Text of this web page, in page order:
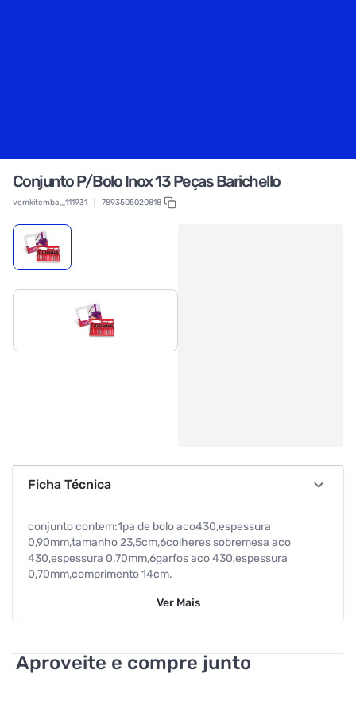
Conjunto P/Bolo Inox 13 Peças Barichello
vemkitemba_111931 7893505020818
Ficha Técnica
conjunto contem:1pa de bolo aco430,espessura
0,90mm,tamanho 23,5cm,6colheres sobremesa aco
430,espessura 0,70mm,6garfos aco 430,espessura
0,70mm,comprimento 14cm.
Ver Mais
Aproveite e compre junto